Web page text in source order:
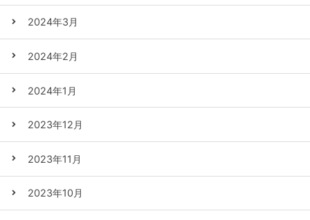
2024年3月
2024年2月
2024年1月
2023年12月
2023年11月
2023年10月